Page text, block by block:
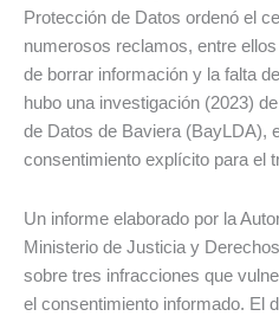
Protección de Datos ordenó el
numerosos reclamos, entre
de borrar información y la falta
hubo una investigación (2023)
de Datos de Baviera (BayLDA),
consentimiento explícito para el
Un informe elaborado por la
Ministerio de Justicia y
sobre tres infracciones que
el consentimiento informado. El